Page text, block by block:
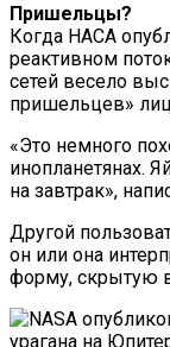
Пришельцы?
Когда НАСА
реактивном
сетей весело
пришельцев»
«Это немного
инопланетянах.
на завтрак»,
Другой
он или она
форму, скрытую